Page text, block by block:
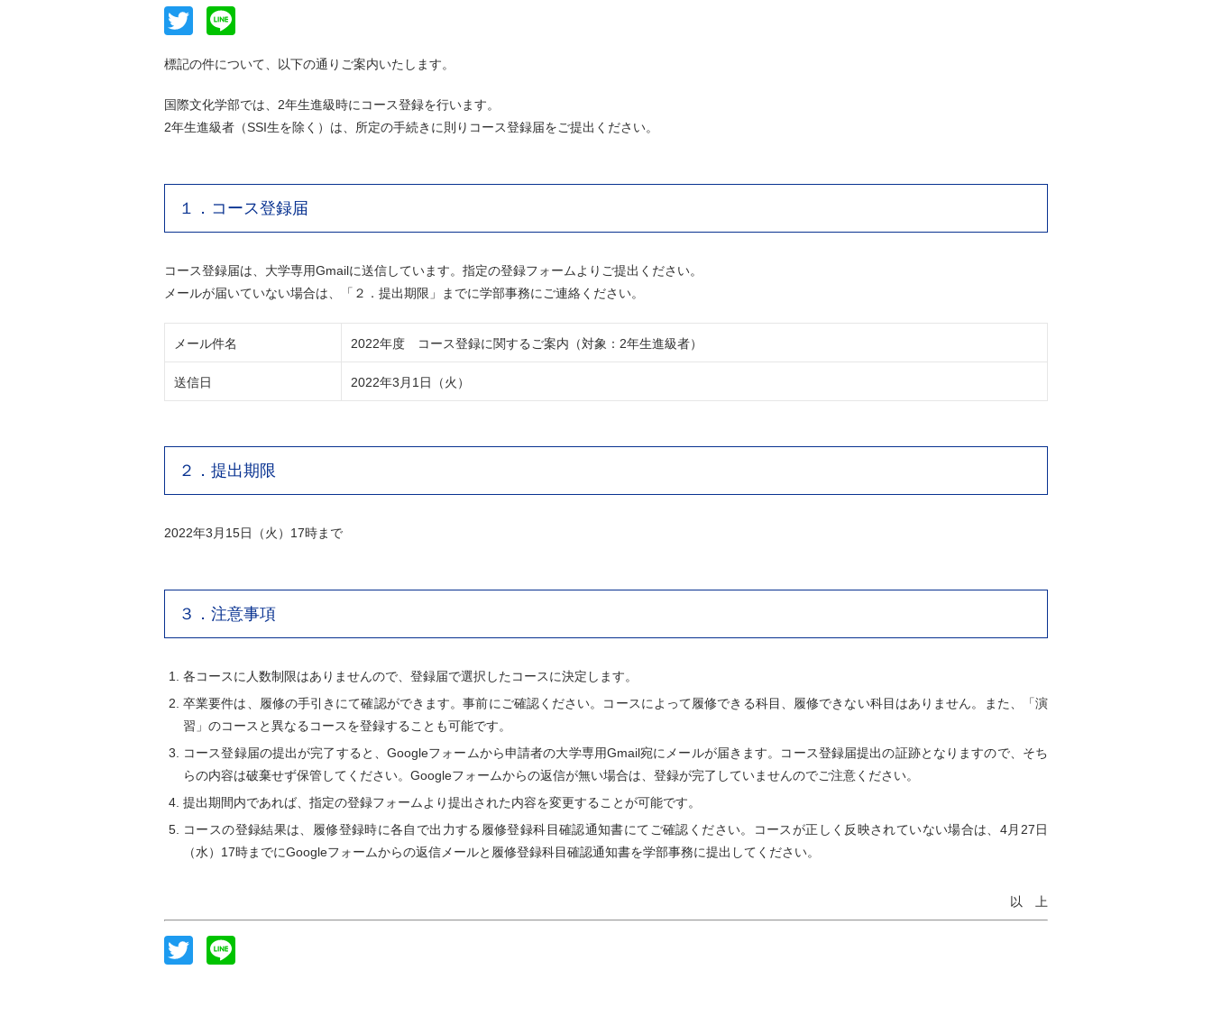
Twitter
標記の件について、以下の通りご案内いたします。
国際文化学部では、2年生進級時にコース登録を行います。
2年生進級者（SSI生を除く）は、所定の手続きに則りコース登録届をご提出ください。
１．コース登録届
コース登録届は、大学専用Gmailに送信しています。指定の登録フォームよりご提出ください。
メールが届いていない場合は、「２．提出期限」までに学部事務にご連絡ください。
メール件名 2022年度 コース登録に関するご案内（対象：2年生進級者）
送信日 2022年3月1日（火）
２．提出期限
2022年3月15日（火）17時まで
３．注意事項
各コースに人数制限はありませんので、登録届で選択したコースに決定します。
卒業要件は、履修の手引きにて確認ができます。事前にご確認ください。コースによって履修できる科目、履修できない科目はありません。また、「演
習」のコースと異なるコースを登録することも可能です。
コース登録届の提出が完了すると、Googleフォームから申請者の大学専用Gmail宛にメールが届きます。コース登録届提出の証跡となりますので、そち
らの内容は破棄せず保管してください。Googleフォームからの返信が無い場合は、登録が完了していませんのでご注意ください。
提出期間内であれば、指定の登録フォームより提出された内容を変更することが可能です。
コースの登録結果は、履修登録時に各自で出力する履修登録科目確認通知書にてご確認ください。コースが正しく反映されていない場合は、4月27日
（水）17時までにGoogleフォームからの返信メールと履修登録科目確認通知書を学部事務に提出してください。
以 上
Twitter